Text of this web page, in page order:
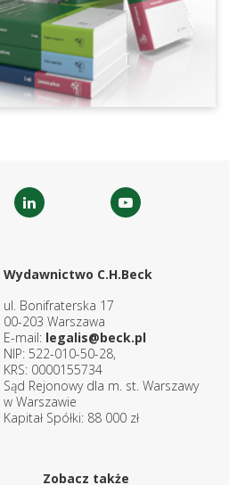
Wydawnictwo C.H.Beck
ul. Bonifraterska 17
00-203 Warszawa
E-mail: legalis@beck.pl
NIP: 522-010-50-28,
KRS: 0000155734
Sąd Rejonowy dla m. st. Warszawy
w Warszawie
Kapitał Spółki: 88 000 zł
Zobacz także